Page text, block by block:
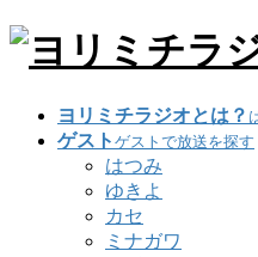
ヨリミチラジオとは？
ゲスト ゲストで放送を探す
はつみ
ゆきよ
カセ
ミナガワ